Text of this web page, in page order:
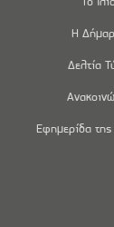
Η
Δελτία
Εφημερίδα